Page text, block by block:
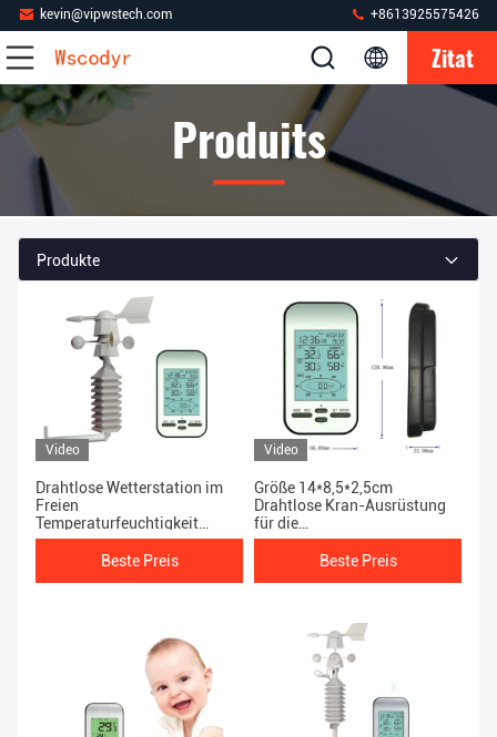
kevin@vipwstech.com +8613925575426
Zitat
Produits
Produkte
Video
Drahtlose Wetterstation im
Freien
Temperaturfeuchtigkeit
Windrichtung und
Geschwindigkeitssensor
Beste Preis
Video
Größe 14*8,5*2,5cm
Drahtlose Kran-Ausrüstung
für die
Geschwindigkeitsprüfung der
Windrichtung im
Beste Preis